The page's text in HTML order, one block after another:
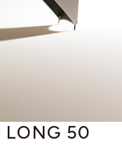
LONG 50